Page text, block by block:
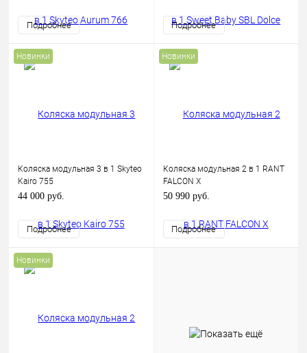
Подробнее Подробнее
Новинки
Коляска модульная 3 в 1 Skyteo
Kairo 755
44 000 руб.
Подробнее
Новинки
Коляска модульная 2 в 1 RANT
FALCON X
50 990 руб.
Подробнее
Новинки